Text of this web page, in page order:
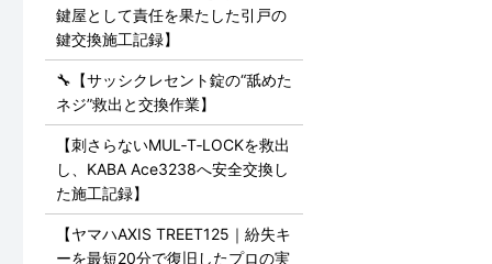
鍵屋として責任を果たした引戸の
鍵交換施工記録】
🔧【サッシクレセント錠の“舐めた
ネジ”救出と交換作業】
【刺さらないMUL‑T‑LOCKを救出
し、KABA Ace3238へ安全交換し
た施工記録】
【ヤマハAXIS TREET125｜紛失キ
ーを最短20分で復旧したプロの実